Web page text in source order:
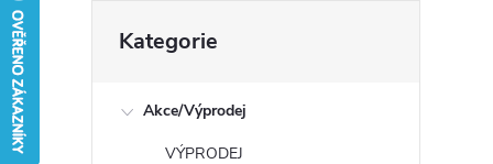
kategorie
Kategorie
Akce/Výprodej
VÝPRODEJ